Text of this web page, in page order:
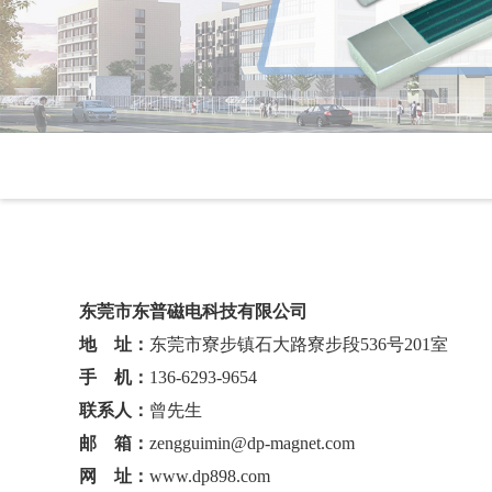
东莞市东普磁电科技有限公司
地 址： 东莞市寮步镇石大路寮步段536号201室
手 机： 136-6293-9654
联系人： 曾先生
邮 箱： zengguimin@dp-magnet.com
网 址： www.dp898.com